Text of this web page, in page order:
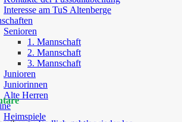
Interesse am TuS Altenberge
Senioren
1. Mannschaft
2. Mannschaft
3. Mannschaft
Junioren
Juniorinnen
Alte Herren
Heimspiele